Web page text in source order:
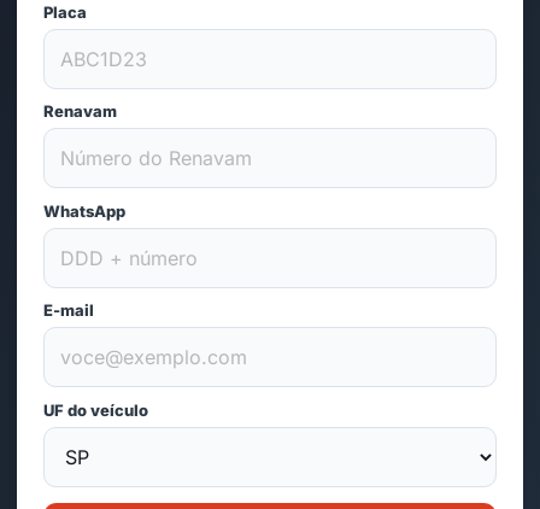
Placa
Renavam
WhatsApp
E-mail
UF do veículo